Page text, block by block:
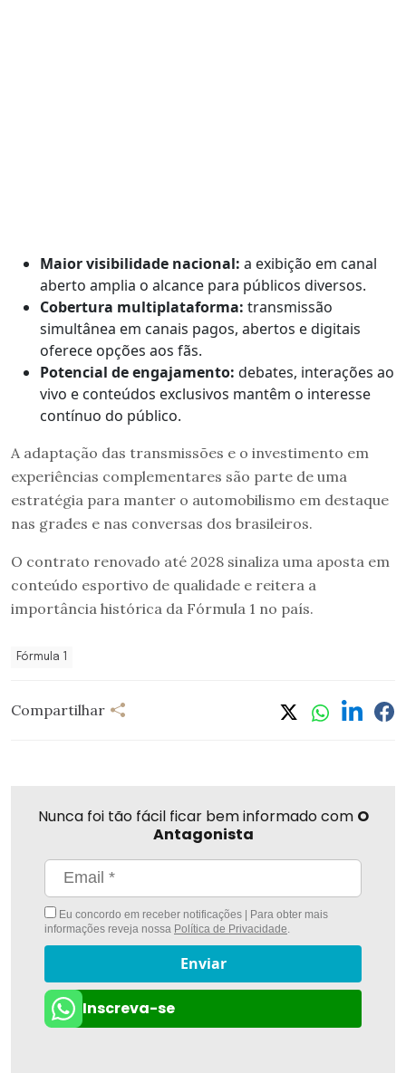
Maior visibilidade nacional: a exibição em canal
aberto amplia o alcance para públicos diversos.
Cobertura multiplataforma: transmissão
simultânea em canais pagos, abertos e digitais
oferece opções aos fãs.
Potencial de engajamento: debates, interações ao
vivo e conteúdos exclusivos mantêm o interesse
contínuo do público.
A adaptação das transmissões e o investimento em
experiências complementares são parte de uma
estratégia para manter o automobilismo em destaque
nas grades e nas conversas dos brasileiros.
O contrato renovado até 2028 sinaliza uma aposta em
conteúdo esportivo de qualidade e reitera a
importância histórica da Fórmula 1 no país.
Fórmula 1
Compartilhar
Nunca foi tão fácil ficar bem informado com O
Antagonista
Eu concordo em receber notificações | Para obter mais
informações reveja nossa Política de Privacidade.
Enviar
Inscreva-se